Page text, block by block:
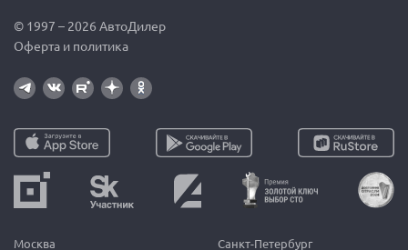
© 1997 – 2026 АвтоДилер
Оферта и политика
Москва Санкт-Петербург